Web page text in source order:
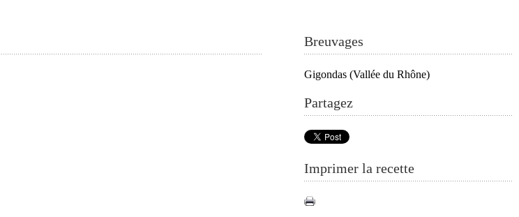
Breuvages
Gigondas (Vallée du Rhône)
Partagez
Imprimer la recette